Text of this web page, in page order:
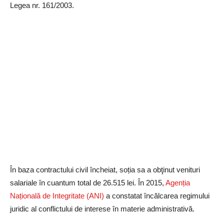
Legea nr. 161/2003.
În baza contractului civil încheiat, soția sa a obţinut venituri
salariale în cuantum total de 26.515 lei. În 2015, Agenția
Națională de Integritate (ANI) a constatat încălcarea regimului
juridic al conflictului de interese în materie administrativă.